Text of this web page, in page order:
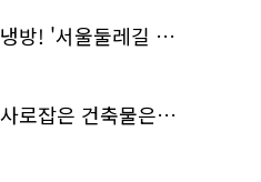
이것이 천연 냉방! '서울둘레길 9코스'로 숲속 피서 떠나볼까
나의 마음을 사로잡은 건축물은? '서울시 건축상' 수상작 공개!